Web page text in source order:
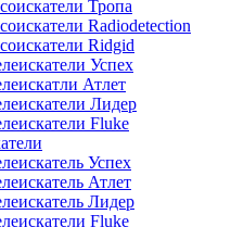
Тропа
Radiodetection
Ridgid
Успех
Атлет
Лидер
Fluke
Успех
Атлет
Лидер
Fluke